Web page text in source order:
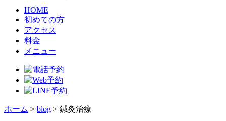
HOME
初めての方
アクセス
料金
メニュー
ホーム > blog > 鍼灸治療